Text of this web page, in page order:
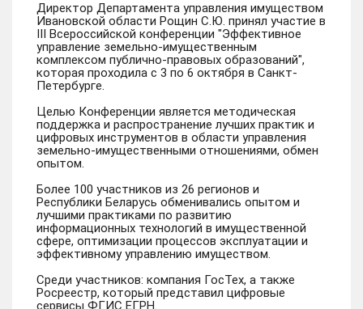
Директор Департамента управления имуществом
Ивановской области Рощин С.Ю. принял участие в
III Всероссийской конференции "Эффективное
управление земельно-имущественным
комплексом публично-правовых образований",
которая проходила с 3 по 6 октября в Санкт-
Петербурге.
Целью Конференции является методическая
поддержка и распространение лучших практик и
цифровых инструментов в области управления
земельно-имущественными отношениями, обмен
опытом.
Более 100 участников из 26 регионов и
Республики Беларусь обменивались опытом и
лучшими практиками по развитию
информационных технологий в имущественной
сфере, оптимизации процессов эксплуатации и
эффективному управлению имуществом.
Среди участников: компания ГосТех, а также
Росреестр, который представил цифровые
сервисы ФГИС ЕГРН.